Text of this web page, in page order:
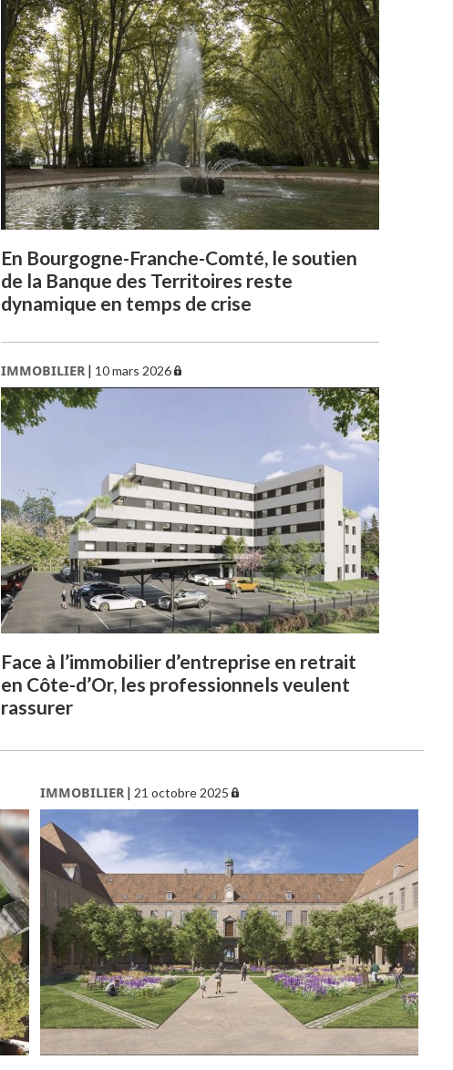
En Bourgogne-Franche-Comté, le soutien
de la Banque des Territoires reste
dynamique en temps de crise
IMMOBILIER| 10 mars 2026
Face à l’immobilier d’entreprise en retrait
en Côte-d’Or, les professionnels veulent
rassurer
IMMOBILIER | 21 octobre 2025